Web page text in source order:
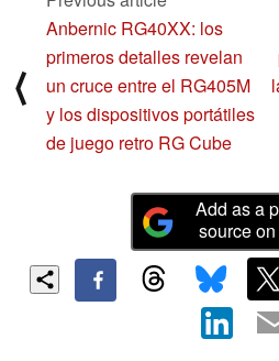
⟨
Anbernic RG40XX: los
primeros detalles revelan
un cruce entre el RG405M
y los dispositivos portátiles
de juego retro RG Cube
Add as a
source